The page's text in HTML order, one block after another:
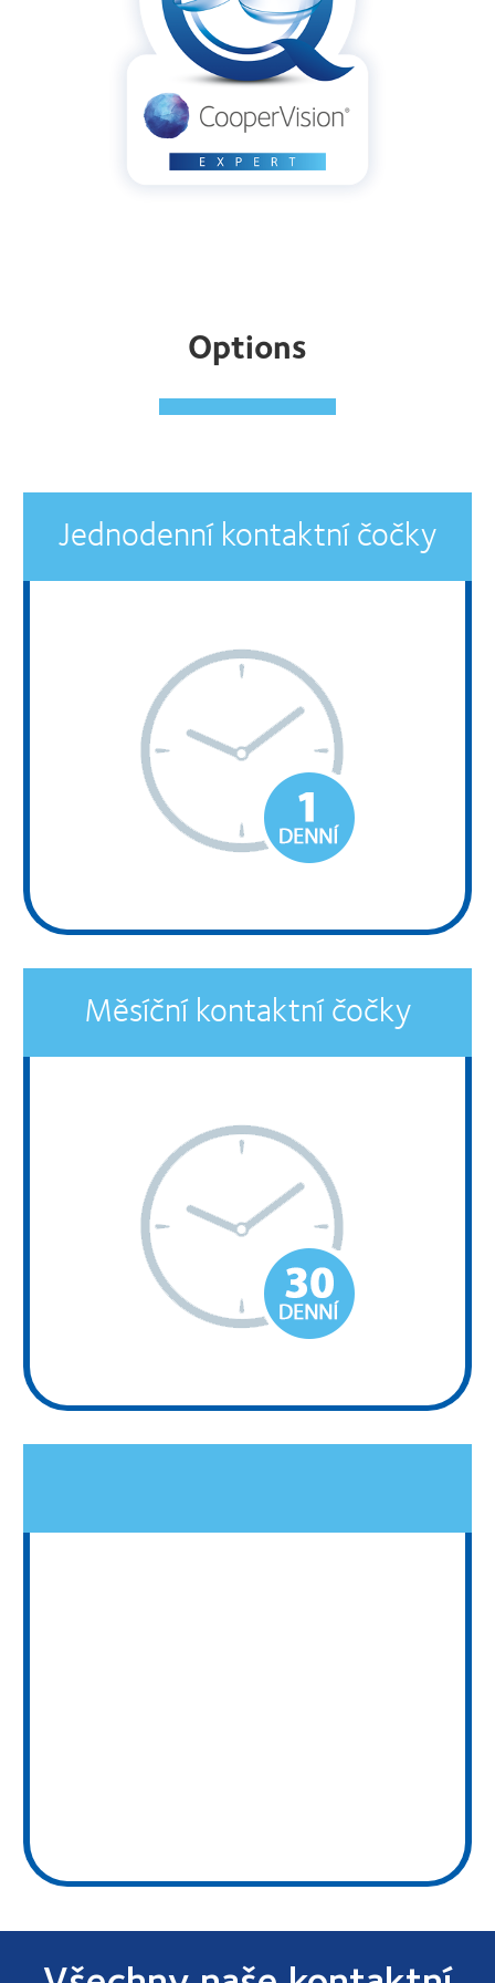
Options
Jednodenní kontaktní čočky
Měsíční kontaktní čočky